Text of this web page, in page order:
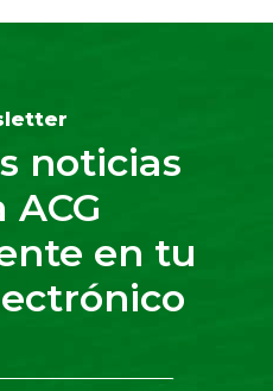
noticias
ACG
en tu